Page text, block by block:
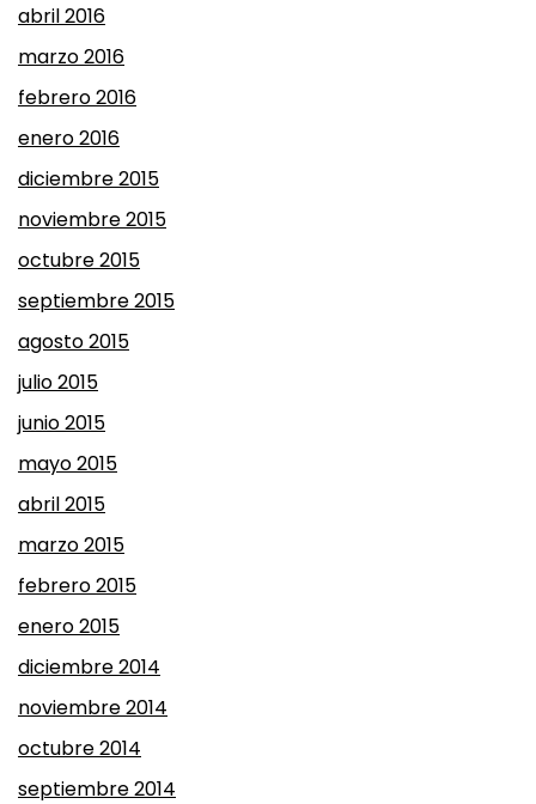
abril 2016
marzo 2016
febrero 2016
enero 2016
diciembre 2015
noviembre 2015
octubre 2015
septiembre 2015
agosto 2015
julio 2015
junio 2015
mayo 2015
abril 2015
marzo 2015
febrero 2015
enero 2015
diciembre 2014
noviembre 2014
octubre 2014
septiembre 2014